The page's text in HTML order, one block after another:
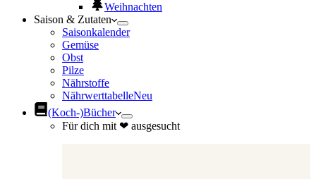
Weihnachten
Saison & Zutaten
Saisonkalender
Gemüse
Obst
Pilze
Nährstoffe
NährwerttabelleNeu
(Koch-)Bücher
Für dich mit ❤ ausgesucht